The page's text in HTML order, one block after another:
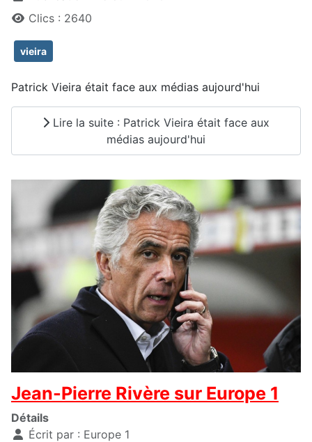
Clics : 2640
vieira
Patrick Vieira était face aux médias aujourd'hui
Lire la suite : Patrick Vieira était face aux
médias aujourd'hui
Jean-Pierre Rivère sur Europe 1
Détails
Écrit par : Europe 1